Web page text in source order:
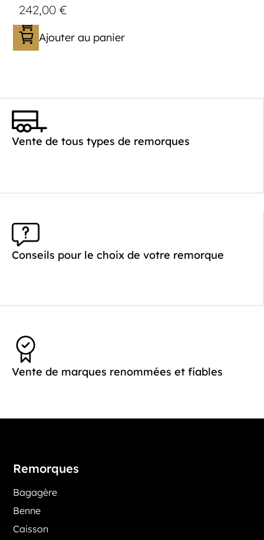
242,00€
Ajouter au panier
Vente de tous types de remorques
Conseils pour le choix de votre remorque
Vente de marques renommées et fiables
Remorques
Bagagère
Benne
Caisson